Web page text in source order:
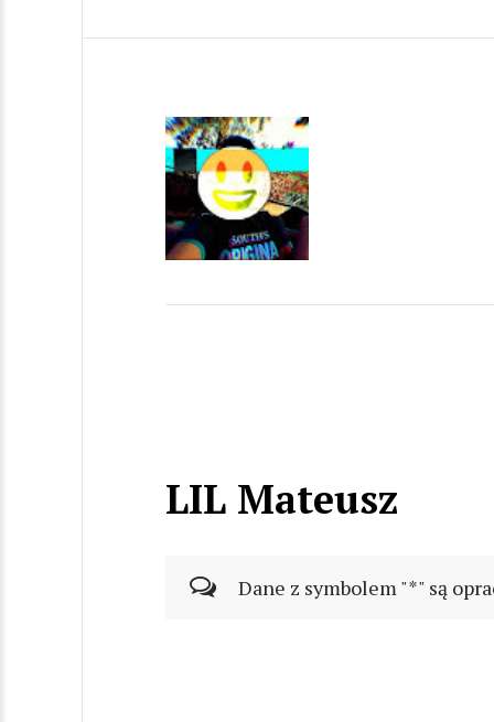
LIL Mateusz
Dane z symbolem "*" są